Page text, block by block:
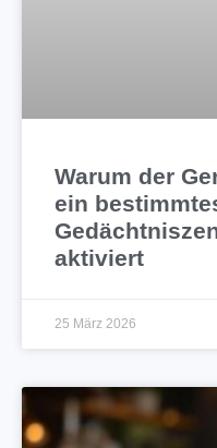
Warum der
ein
aktiviert
25 März 2026